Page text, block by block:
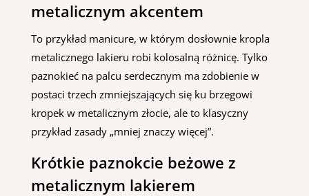
metalicznym akcentem
To przykład manicure, w którym dosłownie kropla
metalicznego lakieru robi kolosalną różnicę. Tylko
paznokieć na palcu serdecznym ma zdobienie w
postaci trzech zmniejszających się ku brzegowi
kropek w metalicznym złocie, ale to klasyczny
przykład zasady „mniej znaczy więcej”.
Krótkie paznokcie beżowe z
metalicznym lakierem